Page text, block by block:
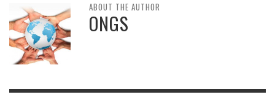
ABOUT THE AUTHOR
ONGS